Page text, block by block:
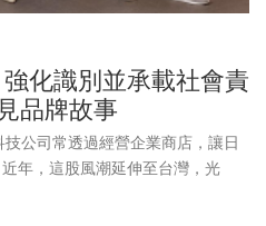
化識別並承載社會責
品牌故事
公司常透過經營企業商店，讓日
年，這股風潮延伸至台灣，光
開始結合自身文化與定位，依循